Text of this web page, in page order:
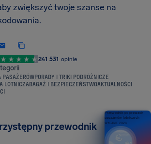
zwiększyć twoje szanse na
241 531 opinie
PASAŻERÓWPORADY I TRIKI PODRÓŻNICZE
LOTNICZABAGAŻ I BEZPIECZEŃSTWOAKTUALNOŚCI
przewodnik
Przewodnik po prawach
pasażerów lotniczych
WYDANIE 2026